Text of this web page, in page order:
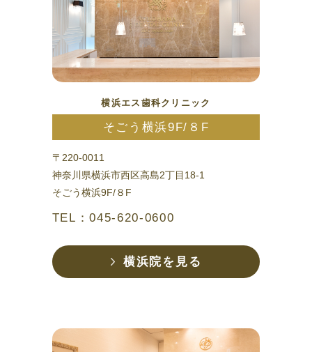
横浜エス歯科クリニック
そごう横浜9F/８F
〒220-0011
神奈川県横浜市西区高島2丁目18-1
そごう横浜9F/８F
TEL：045-620-0600
横浜院を見る